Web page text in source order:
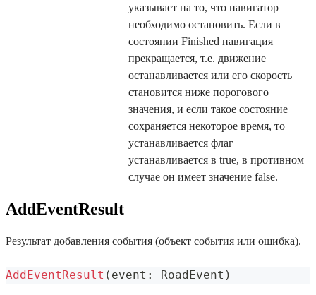
указывает на то, что навигатор
необходимо остановить. Если в
состоянии Finished навигация
прекращается, т.е. движение
останавливается или его скорость
становится ниже порогового
значения, и если такое состояние
сохраняется некоторое время, то
устанавливается флаг
устанавливается в true, в противном
случае он имеет значение false.
AddEventResult
Результат добавления события (объект события или ошибка).
AddEventResult ( event : RoadEvent )